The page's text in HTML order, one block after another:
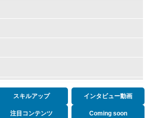
スキルアップ インタビュー動画
注目コンテンツ Coming soon